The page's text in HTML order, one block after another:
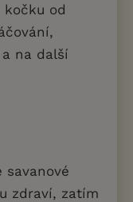
kočku od
na další
zdraví, zatím